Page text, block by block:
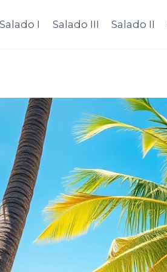
Salado I Salado III Salado II